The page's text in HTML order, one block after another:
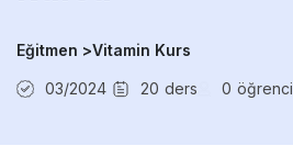
Eğitmen >Vitamin Kurs
03/2024 20 ders 0 öğrenci